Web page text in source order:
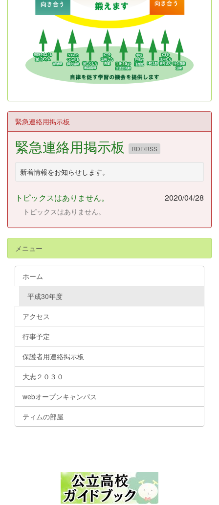
緊急連絡用掲示板
緊急連絡用掲示板 RDF/RSS
新着情報をお知らせします。
トピックスはありません。 2020/04/28
トピックスはありません。
メニュー
ホーム
平成30年度
アクセス
行事予定
保護者用連絡掲示板
大志２０３０
webオープンキャンパス
ティムの部屋